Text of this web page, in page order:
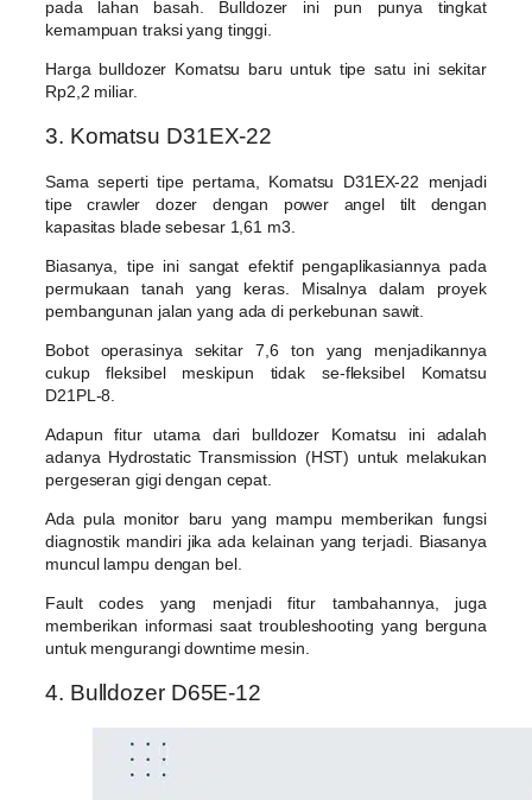
pada lahan basah. Bulldozer ini pun punya tingkat
kemampuan traksi yang tinggi.
Harga bulldozer Komatsu baru untuk tipe satu ini sekitar
Rp2,2 miliar.
3. Komatsu D31EX-22
Sama seperti tipe pertama, Komatsu D31EX-22 menjadi
tipe crawler dozer dengan power angel tilt dengan
kapasitas blade sebesar 1,61 m3.
Biasanya, tipe ini sangat efektif pengaplikasiannya pada
permukaan tanah yang keras. Misalnya dalam proyek
pembangunan jalan yang ada di perkebunan sawit.
Bobot operasinya sekitar 7,6 ton yang menjadikannya
cukup fleksibel meskipun tidak se-fleksibel Komatsu
D21PL-8.
Adapun fitur utama dari bulldozer Komatsu ini adalah
adanya Hydrostatic Transmission (HST) untuk melakukan
pergeseran gigi dengan cepat.
Ada pula monitor baru yang mampu memberikan fungsi
diagnostik mandiri jika ada kelainan yang terjadi. Biasanya
muncul lampu dengan bel.
Fault codes yang menjadi fitur tambahannya, juga
memberikan informasi saat troubleshooting yang berguna
untuk mengurangi downtime mesin.
4. Bulldozer D65E-12